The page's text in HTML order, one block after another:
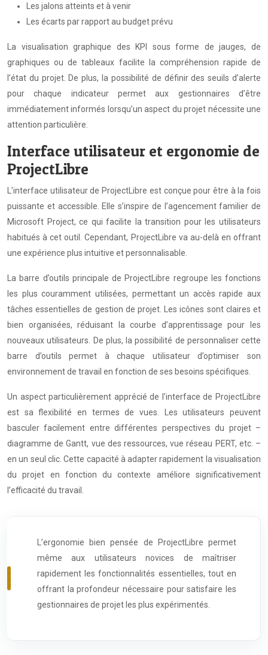
Les jalons atteints et à venir
Les écarts par rapport au budget prévu
La visualisation graphique des KPI sous forme de jauges, de
graphiques ou de tableaux facilite la compréhension rapide de
l’état du projet. De plus, la possibilité de définir des seuils d’alerte
pour chaque indicateur permet aux gestionnaires d’être
immédiatement informés lorsqu’un aspect du projet nécessite une
attention particulière.
Interface utilisateur et ergonomie de
ProjectLibre
L’interface utilisateur de ProjectLibre est conçue pour être à la fois
puissante et accessible. Elle s’inspire de l’agencement familier de
Microsoft Project, ce qui facilite la transition pour les utilisateurs
habitués à cet outil. Cependant, ProjectLibre va au-delà en offrant
une expérience plus intuitive et personnalisable.
La barre d’outils principale de ProjectLibre regroupe les fonctions
les plus couramment utilisées, permettant un accès rapide aux
tâches essentielles de gestion de projet. Les icônes sont claires et
bien organisées, réduisant la courbe d’apprentissage pour les
nouveaux utilisateurs. De plus, la possibilité de personnaliser cette
barre d’outils permet à chaque utilisateur d’optimiser son
environnement de travail en fonction de ses besoins spécifiques.
Un aspect particulièrement apprécié de l’interface de ProjectLibre
est sa flexibilité en termes de vues. Les utilisateurs peuvent
basculer facilement entre différentes perspectives du projet –
diagramme de Gantt, vue des ressources, vue réseau PERT, etc. –
en un seul clic. Cette capacité à adapter rapidement la visualisation
du projet en fonction du contexte améliore significativement
l’efficacité du travail.
L’ergonomie bien pensée de ProjectLibre permet
même aux utilisateurs novices de maîtriser
rapidement les fonctionnalités essentielles, tout en
offrant la profondeur nécessaire pour satisfaire les
gestionnaires de projet les plus expérimentés.